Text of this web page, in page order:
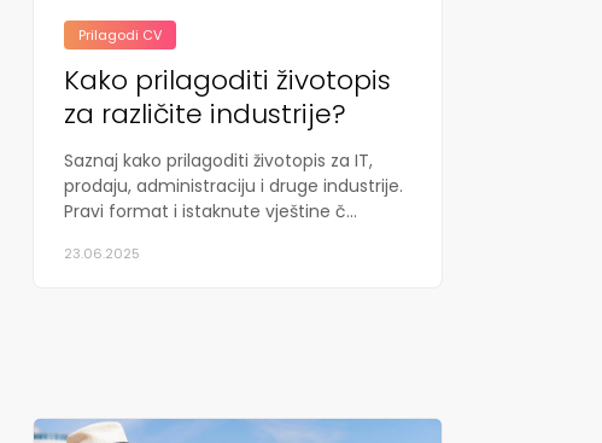
Prilagodi CV
Kako prilagoditi životopis
za različite industrije?
Saznaj kako prilagoditi životopis za IT,
prodaju, administraciju i druge industrije.
Pravi format i istaknute vještine č...
23.06.2025